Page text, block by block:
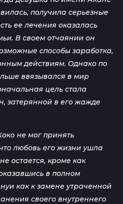
получила серьезные
ее лечения оказалась
В своем отчаянии он
способы заработка,
действиям. Однако по
ввязывался в мир
цель стала
затерянной в его жажде
не мог принять
любовь его жизни ушла
остается, кроме как
в полном
как к замене утраченной
своего внутреннего